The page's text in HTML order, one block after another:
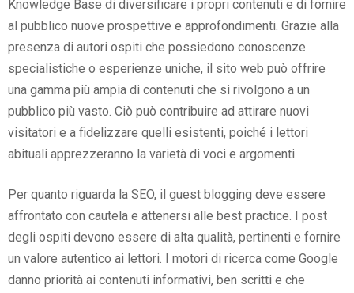
Knowledge Base di diversificare i propri contenuti e di fornire
al pubblico nuove prospettive e approfondimenti. Grazie alla
presenza di autori ospiti che possiedono conoscenze
specialistiche o esperienze uniche, il sito web può offrire
una gamma più ampia di contenuti che si rivolgono a un
pubblico più vasto. Ciò può contribuire ad attirare nuovi
visitatori e a fidelizzare quelli esistenti, poiché i lettori
abituali apprezzeranno la varietà di voci e argomenti.
Per quanto riguarda la SEO, il guest blogging deve essere
affrontato con cautela e attenersi alle best practice. I post
degli ospiti devono essere di alta qualità, pertinenti e fornire
un valore autentico ai lettori. I motori di ricerca come Google
danno priorità ai contenuti informativi, ben scritti e che